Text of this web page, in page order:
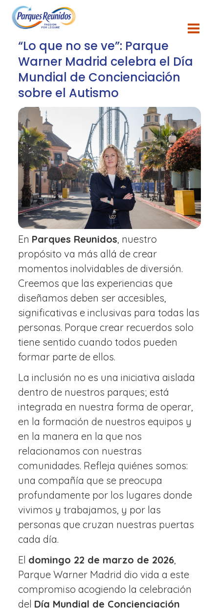
Blog
“Lo que no se ve”: Parque
Warner Madrid celebra el Día
Mundial de Concienciación
sobre el Autismo
En Parques Reunidos , nuestro
propósito va más allá de crear
momentos inolvidables de diversión.
Creemos que las experiencias que
diseñamos deben ser accesibles,
significativas e inclusivas para todas las
personas. Porque crear recuerdos solo
tiene sentido cuando todos pueden
formar parte de ellos.
La inclusión no es una iniciativa aislada
dentro de nuestros parques; está
integrada en nuestra forma de operar,
en la formación de nuestros equipos y
en la manera en la que nos
relacionamos con nuestras
comunidades. Refleja quiénes somos:
una compañía que se preocupa
profundamente por los lugares donde
vivimos y trabajamos, y por las
personas que cruzan nuestras puertas
cada día.
El domingo 22 de marzo de 2026
Parque Warner Madrid dio vida a este
compromiso acogiendo la celebración
del Día Mundial de Concienciación